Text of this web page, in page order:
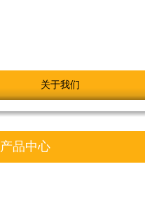
关于我们
产品中心